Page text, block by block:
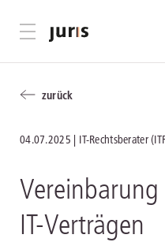
Menü öffnen
zurück
04.07.2025 IT-Rechtsberater
IT-Verträgen